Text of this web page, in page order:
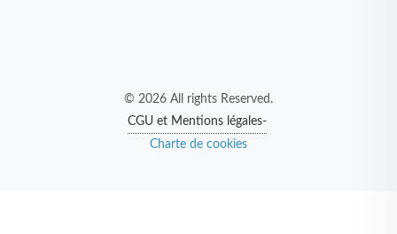
© 2026 All rights Reserved.
CGU et Mentions légales-
Charte de cookies